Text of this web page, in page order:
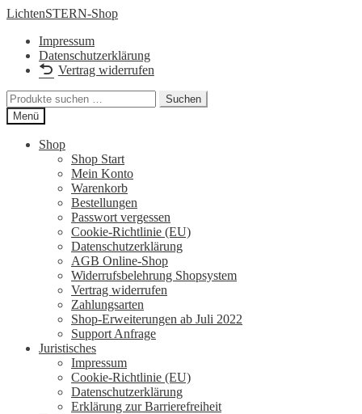
Zur
springen
Zum
springen
LichtenSTERN-Shop
Impressum
Datenschutzerklärung
Vertrag widerrufen
Suchen
nach:
Suchen
Menü
Shop
Shop Start
Mein Konto
Warenkorb
Bestellungen
Passwort vergessen
Cookie-Richtlinie (EU)
Datenschutzerklärung
AGB Online-Shop
Widerrufsbelehrung Shopsystem
Vertrag widerrufen
Zahlungsarten
Shop-Erweiterungen ab Juli 2022
Support Anfrage
Juristisches
Impressum
Cookie-Richtlinie (EU)
Datenschutzerklärung
Erklärung zur Barrierefreiheit